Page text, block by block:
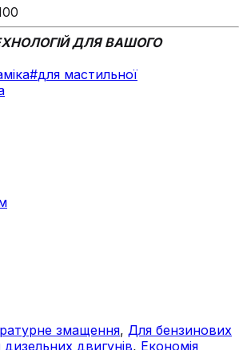
ДЛЯ ВАШОГО
#для мастильної
змащення, Для бензинових
двигунів, Економія